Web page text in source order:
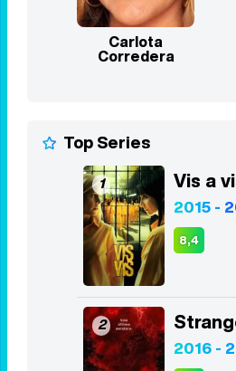
Famosos relacionados
Carlota
Corredera
Top Series